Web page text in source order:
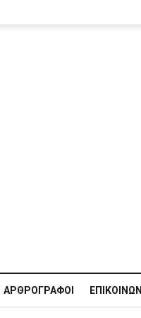
ΑΡΘΡΟΓΡΆΦΟΙ